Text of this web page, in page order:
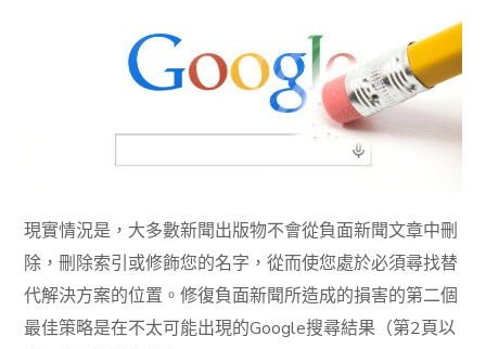
現實情況是，大多數新聞出版物不會從負面新聞文章中刪
除，刪除索引或修飾您的名字，從而使您處於必須尋找替
代解決方案的位置。修復負面新聞所造成的損害的第二個
最佳策略是在不太可能出現的Google搜尋結果（第2頁以